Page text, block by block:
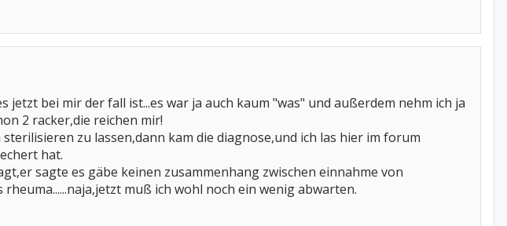
jetzt bei mir der fall ist...es war ja auch kaum "was" und außerdem nehm ich ja
2 racker,die reichen mir!
zu lassen,dann kam die diagnose,und ich las hier im forum
hat.
sagte es gäbe keinen zusammenhang zwischen einnahme von
muß ich wohl noch ein wenig abwarten.